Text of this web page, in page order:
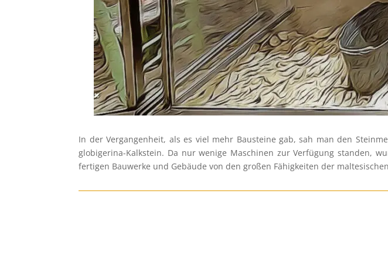
In der Vergangenheit, als es viel mehr Bausteine gab, sah man den
globigerina-Kalkstein. Da nur wenige Maschinen zur Verfügung standen,
fertigen Bauwerke und Gebäude von den großen Fähigkeiten der